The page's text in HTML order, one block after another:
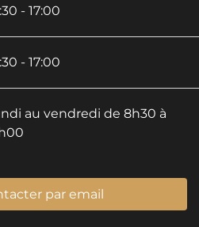
- 17:00
- 17:00
au vendredi de 8h30 à
par email